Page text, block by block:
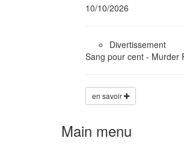
10/10/2026
Divertissement
Sang pour cent - Murder
en savoir
Main menu